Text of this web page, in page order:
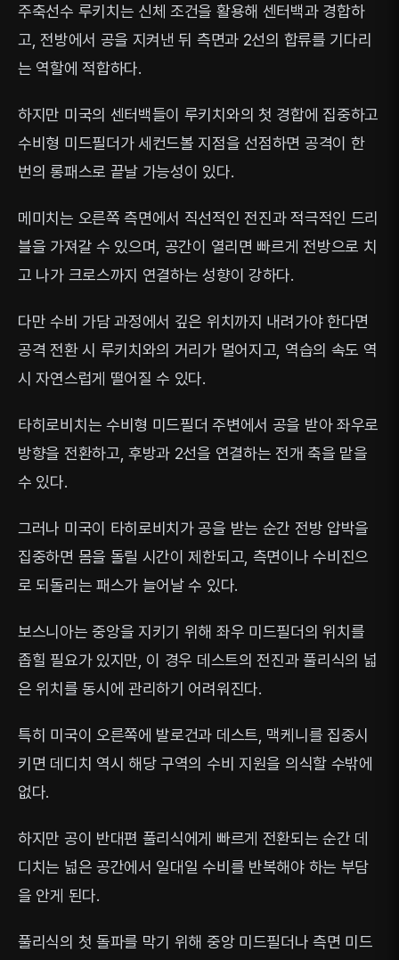
주축선수 루키치는 신체 조건을 활용해 센터백과 경합하
고, 전방에서 공을 지켜낸 뒤 측면과 2선의 합류를 기다리
는 역할에 적합하다.
하지만 미국의 센터백들이 루키치와의 첫 경합에 집중하고
수비형 미드필더가 세컨드볼 지점을 선점하면 공격이 한
번의 롱패스로 끝날 가능성이 있다.
메미치는 오른쪽 측면에서 직선적인 전진과 적극적인 드리
블을 가져갈 수 있으며, 공간이 열리면 빠르게 전방으로 치
고 나가 크로스까지 연결하는 성향이 강하다.
다만 수비 가담 과정에서 깊은 위치까지 내려가야 한다면
공격 전환 시 루키치와의 거리가 멀어지고, 역습의 속도 역
시 자연스럽게 떨어질 수 있다.
타히로비치는 수비형 미드필더 주변에서 공을 받아 좌우로
방향을 전환하고, 후방과 2선을 연결하는 전개 축을 맡을
수 있다.
그러나 미국이 타히로비치가 공을 받는 순간 전방 압박을
집중하면 몸을 돌릴 시간이 제한되고, 측면이나 수비진으
로 되돌리는 패스가 늘어날 수 있다.
보스니아는 중앙을 지키기 위해 좌우 미드필더의 위치를
좁힐 필요가 있지만, 이 경우 데스트의 전진과 풀리식의 넓
은 위치를 동시에 관리하기 어려워진다.
특히 미국이 오른쪽에 발로건과 데스트, 맥케니를 집중시
키면 데디치 역시 해당 구역의 수비 지원을 의식할 수밖에
없다.
하지만 공이 반대편 풀리식에게 빠르게 전환되는 순간 데
디치는 넓은 공간에서 일대일 수비를 반복해야 하는 부담
을 안게 된다.
풀리식의 첫 돌파를 막기 위해 중앙 미드필더나 측면 미드